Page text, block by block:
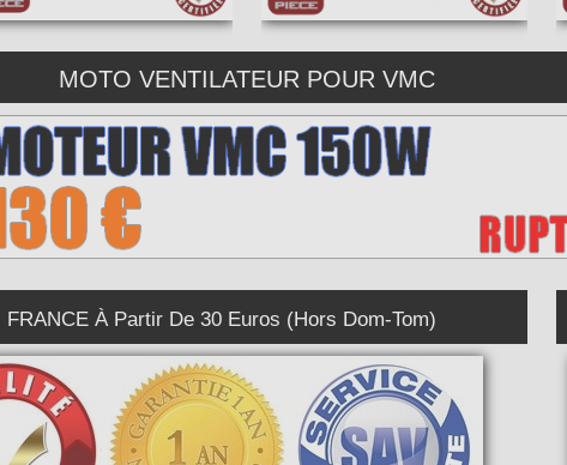
MOTO VENTILATEUR POUR VMC
FRANCE À Partir De 30 Euros (Hors Dom-Tom)